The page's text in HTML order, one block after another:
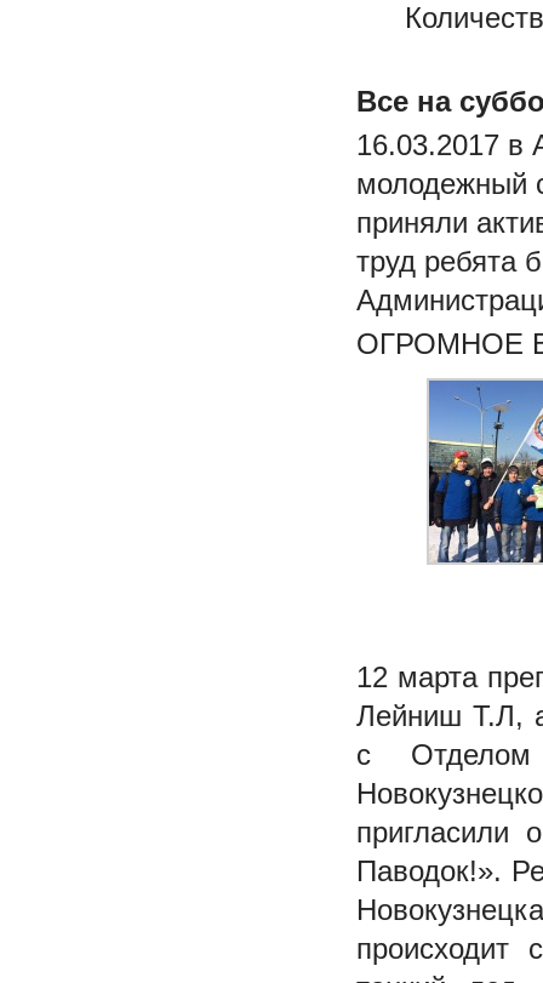
Все на
16.03.2017 в
молодежный
приняли
труд ребята
ОГРОМНОЕ
12 марта
Лейниш Т.Л,
с Отделом
пригласили
Паводок!».
происходит